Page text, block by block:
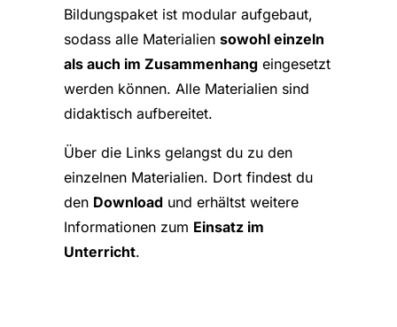
Bildungspaket ist modular aufgebaut,
sodass alle Materialien sowohl einzeln
als auch im Zusammenhang eingesetzt
werden können. Alle Materialien sind
didaktisch aufbereitet.
Über die Links gelangst du zu den
einzelnen Materialien. Dort findest du
den Download und erhältst weitere
Informationen zum Einsatz im
Unterricht.